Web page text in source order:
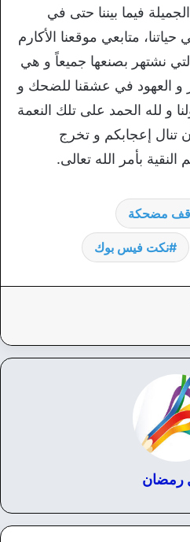
فيما بيننا حتى في
متابعي موقعنا الأكارم
نشتهر بصنعها جميعاً و هي
و العهود في عشقنا للضحك و
و لله الحمد على تلك النعمة
تنال إعجابكم و تخرج
بأمر الله تعالى.
مضحكة
نكت فيس بوك
رمضان